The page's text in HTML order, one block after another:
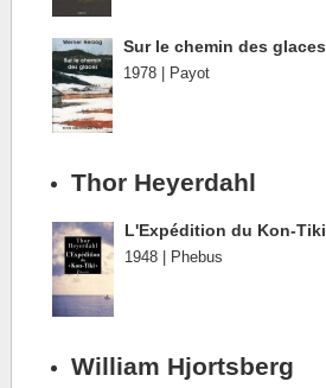
Sur le chemin des glaces
1978 | Payot
Thor Heyerdahl
L'Expédition du Kon-Tiki
1948 | Phebus
William Hjortsberg